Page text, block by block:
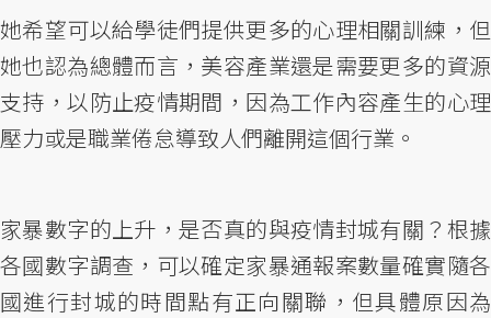
她希望可以給學徒們提供更多的心理相關訓練，但
她也認為總體而言，美容產業還是需要更多的資源
支持，以防止疫情期間，因為工作內容產生的心理
壓力或是職業倦怠導致人們離開這個行業。
家暴數字的上升，是否真的與疫情封城有關？根據
各國數字調查，可以確定家暴通報案數量確實隨各
國進行封城的時間點有正向關聯，但具體原因為